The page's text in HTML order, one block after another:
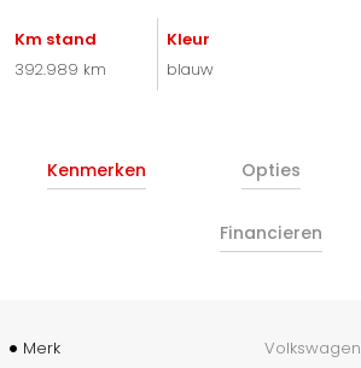
Km stand
392.989 km
Kleur
blauw
Kenmerken Opties
Financieren
Merk
Volkswagen